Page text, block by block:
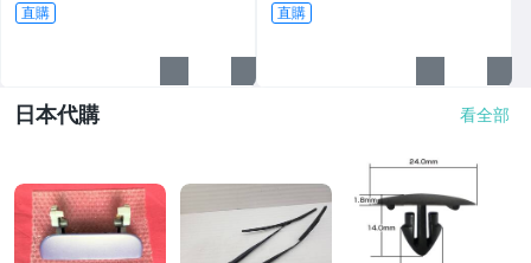
直購 直購
日本代購 看全部